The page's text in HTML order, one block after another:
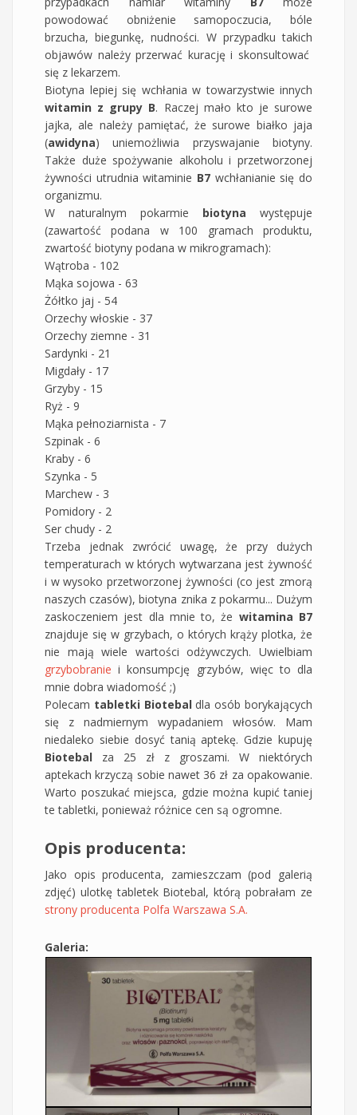
powodować obniżenie samopoczucia, bóle
brzucha, biegunkę, nudności. W przypadku takich
objawów należy przerwać kurację i skonsultować
się z lekarzem.
Biotyna lepiej się wchłania w towarzystwie innych
witamin z grupy B. Raczej mało kto je surowe
jajka, ale należy pamiętać, że surowe białko jaja
(awidyna) uniemożliwia przyswajanie biotyny.
Także duże spożywanie alkoholu i przetworzonej
żywności utrudnia witaminie B7 wchłanianie się do
organizmu.
W naturalnym pokarmie biotyna występuje
(zawartość podana w 100 gramach produktu,
zwartość biotyny podana w mikrogramach):
Wątroba - 102
Mąka sojowa - 63
Żółtko jaj - 54
Orzechy włoskie - 37
Orzechy ziemne - 31
Sardynki - 21
Migdały - 17
Grzyby - 15
Ryż - 9
Mąka pełnoziarnista - 7
Szpinak - 6
Kraby - 6
Szynka - 5
Marchew - 3
Pomidory - 2
Ser chudy - 2
Trzeba jednak zwrócić uwagę, że przy dużych
temperaturach w których wytwarzana jest żywność
i w wysoko przetworzonej żywności (co jest zmorą
naszych czasów), biotyna znika z pokarmu... Dużym
zaskoczeniem jest dla mnie to, że witamina B7
znajduje się w grzybach, o których krąży plotka, że
nie mają wiele wartości odżywczych. Uwielbiam
grzybobranie i konsumpcję grzybów, więc to dla
mnie dobra wiadomość ;)
Polecam tabletki Biotebaldla osób borykających
się z nadmiernym wypadaniem włosów. Mam
niedaleko siebie dosyć tanią aptekę. Gdzie kupuję
Biotebal za 25 zł z groszami. W niektórych
aptekach krzyczą sobie nawet 36 zł za opakowanie.
Warto poszukać miejsca, gdzie można kupić taniej
te tabletki, ponieważ różnice cen są ogromne.
Opis producenta:
Jako opis producenta, zamieszczam (pod galerią
zdjęć) ulotkę tabletek Biotebal, którą pobrałam ze
strony producenta Polfa Warszawa S.A.
Galeria: